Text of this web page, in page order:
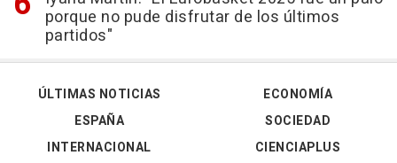
porque no pude disfrutar de los últimos
partidos"
ÚLTIMAS NOTICIAS
ESPAÑA
INTERNACIONAL
ECONOMÍA
SOCIEDAD
CIENCIAPLUS